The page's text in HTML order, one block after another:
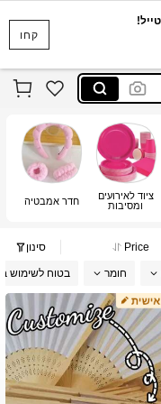
קחו
ציוד לאירועים
ומסיבות
חדר אמבטיה
Price סינון
חומר בטוח לשימוש